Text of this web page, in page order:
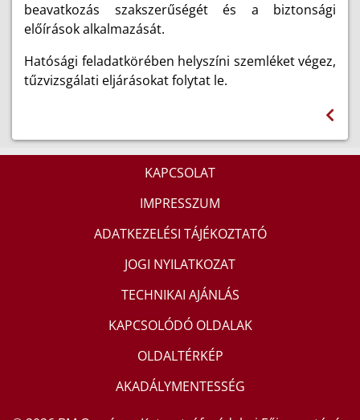
beavatkozás szakszerűségét és a biztonsági
előírások alkalmazását.
Hatósági feladatkörében helyszíni szemléket végez,
tűzvizsgálati eljárásokat folytat le.
KAPCSOLAT
IMPRESSZUM
ADATKEZELÉSI TÁJÉKOZTATÓ
JOGI NYILATKOZAT
TECHNIKAI AJÁNLÁS
KAPCSOLÓDÓ OLDALAK
OLDALTÉRKÉP
AKADÁLYMENTESSÉG